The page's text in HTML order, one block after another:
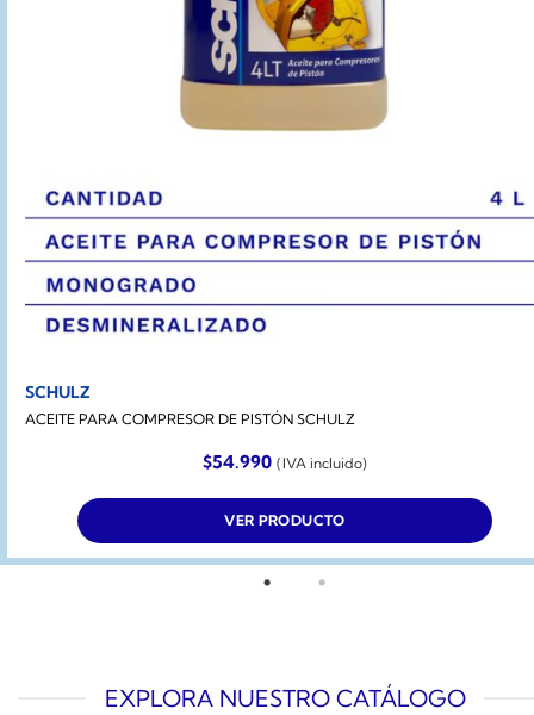
SCHULZ
ACEITE PARA COMPRESOR DE PISTÓN SCHULZ
$54.990 (IVA incluido)
VER PRODUCTO
EXPLORA NUESTRO CATÁLOGO